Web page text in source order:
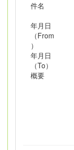
件名
年月日
（From
）
年月日
（To）
概要